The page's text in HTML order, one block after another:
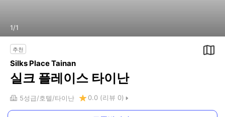
1/1
추천
Silks Place Tainan
실크 플레이스 타이난
5성급 호텔 타이난 0.0 (리뷰 0)